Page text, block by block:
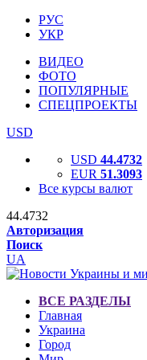
РУС
УКР
ВИДЕО
ФОТО
ПОПУЛЯРНЫЕ
СПЕЦПРОЕКТЫ
USD
USD 44.4732
EUR 51.3093
Все курсы валют
44.4732
Авторизация
Поиск
UA
ВСЕ РАЗДЕЛЫ
Главная
Украина
Город